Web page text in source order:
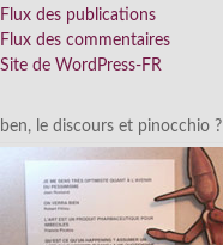
Flux des publications
Flux des commentaires
Site de WordPress-FR
ben, le discours et pinocchio ?